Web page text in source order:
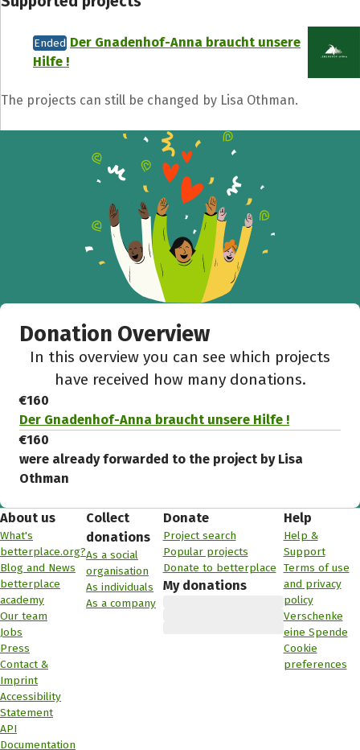
Ended Der Gnadenhof-Anna braucht unsere
Hilfe !
The projects can still be changed by Lisa Othman.
Donation Overview
In this overview you can see which projects
have received how many donations.
€160
Der Gnadenhof-Anna braucht unsere Hilfe !
€160
were already forwarded to the project by Lisa
Othman
About us
What's
betterplace.org?
Blog and News
betterplace
academy
Our team
Jobs
Press
Contact &
Imprint
Accessibility
Statement
API
Documentation
Collect
donations
As a social
organisation
As individuals
As a company
Donate
Project search
Popular projects
Donate to betterplace
My donations
Help
Help &
Support
Terms of use
and privacy
policy
Verschenke
eine Spende
Cookie
preferences